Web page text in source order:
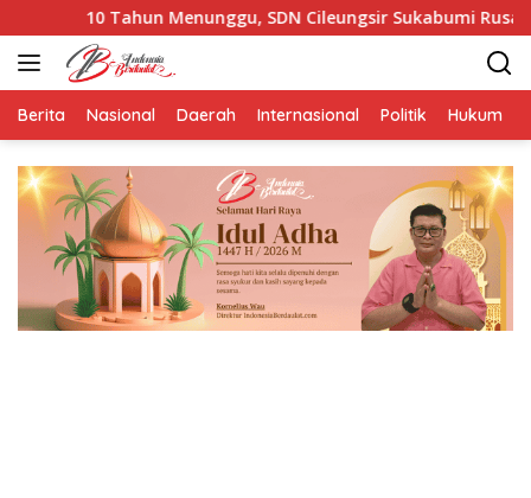
ke
konten
Menunggu, SDN Cileungsir Sukabumi Rusak Berat dan
Berita Nasional Daerah Internasional Politik Hukum